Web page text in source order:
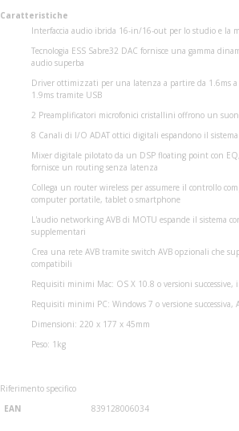
Caratteristiche
Interfaccia audio ibrida 16-in/16-out per lo studio e la
Tecnologia ESS Sabre32 DAC fornisce una gamma
audio superba
Driver ottimizzati per una latenza a partire da 1.6ms
1.9ms tramite USB
2 Preamplificatori microfonici cristallini offrono un
8 Canali di I/O ADAT ottici digitali espandono il
Mixer digitale pilotato da un DSP floating point con
fornisce un routing senza latenza
Collega un router wireless per assumere il controllo
computer portatile, tablet o smartphone
L'audio networking AVB di MOTU espande il sistema
supplementari
Crea una rete AVB tramite switch AVB opzionali che
compatibili
Requisiti minimi Mac: OS X 10.8 o versioni successive,
Requisiti minimi PC: Windows 7 o versione successiva,
Dimensioni: 220 x 177 x 45mm
Peso: 1kg
Riferimento specifico
EAN
839128006034